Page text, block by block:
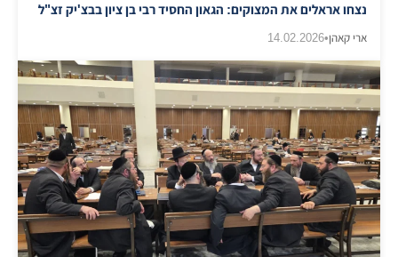
נצחו אראלים את המצוקים: הגאון החסיד רבי בן ציון בבצ'יק זצ"ל
ארי קאהן•
14.02.2026